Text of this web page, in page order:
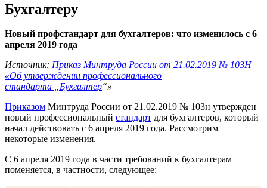
Бухгалтеру
Новый профстандарт для бухгалтеров: что изменилось с 6
апреля 2019 года
Источник: Приказ Минтруда России от 21.02.2019 № 103Н
«Об утверждении профессионального
стандарта „Бухгалтер“»
Приказом Минтруда России от 21.02.2019 № 103н утвержден
новый профессиональный стандарт для бухгалтеров, который
начал действовать с 6 апреля 2019 года. Рассмотрим
некоторые изменения.
С 6 апреля 2019 года в части требований к бухгалтерам
поменяется, в частности, следующее: